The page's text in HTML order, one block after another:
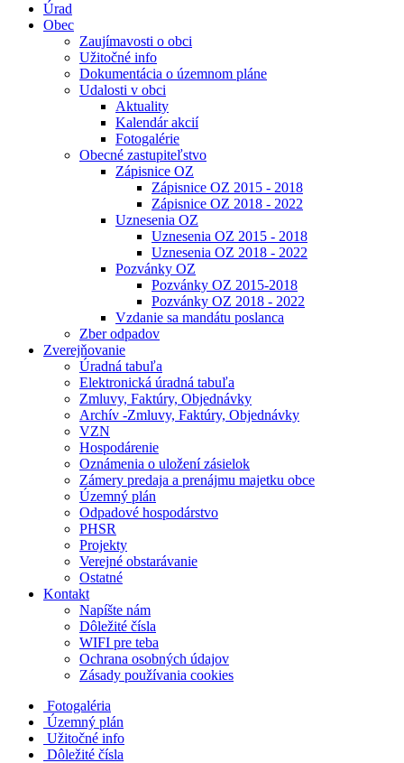
Úrad
Obec
Zaujímavosti o obci
Užitočné info
Dokumentácia o územnom pláne
Udalosti v obci
Aktuality
Kalendár akcií
Fotogalérie
Obecné zastupiteľstvo
Zápisnice OZ
Zápisnice OZ 2015 - 2018
Zápisnice OZ 2018 - 2022
Uznesenia OZ
Uznesenia OZ 2015 - 2018
Uznesenia OZ 2018 - 2022
Pozvánky OZ
Pozvánky OZ 2015-2018
Pozvánky OZ 2018 - 2022
Vzdanie sa mandátu poslanca
Zber odpadov
Zverejňovanie
Úradná tabuľa
Elektronická úradná tabuľa
Zmluvy, Faktúry, Objednávky
Archív -Zmluvy, Faktúry, Objednávky
VZN
Hospodárenie
Oznámenia o uložení zásielok
Zámery predaja a prenájmu majetku obce
Územný plán
Odpadové hospodárstvo
PHSR
Projekty
Verejné obstarávanie
Ostatné
Kontakt
Napíšte nám
Dôležité čísla
WIFI pre teba
Ochrana osobných údajov
Zásady používania cookies
Fotogaléria
Územný plán
Užitočné info
Dôležité čísla